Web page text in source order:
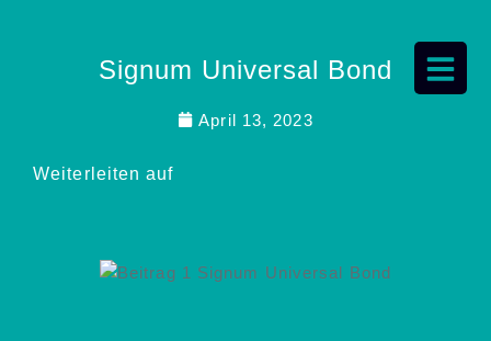
Signum Universal Bond
April 13, 2023
Weiterleiten auf